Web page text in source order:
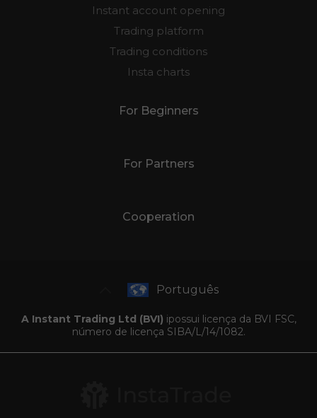
Instant account opening
Trading platform
Trading conditions
Insta charts
For Beginners
For Partners
Cooperation
Português
A Instant Trading Ltd (BVI) ipossui licença da BVI FSC,
número de licença SIBA/L/14/1082.